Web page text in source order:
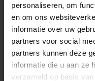
personaliseren, om
en om ons
informatie over uw
partners voor social
partners kunnen deze
informatie die u aan ze
verzameld op basis